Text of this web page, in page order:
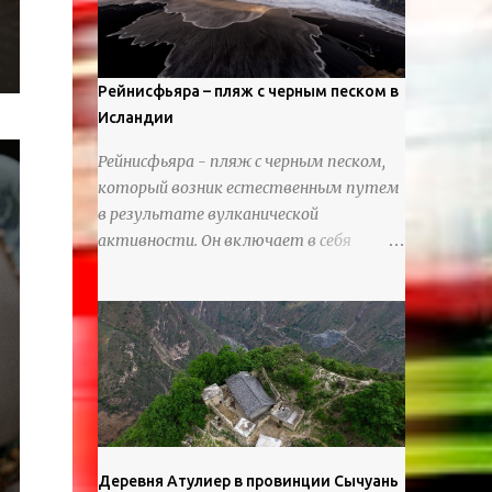
используя ножи и инструменты для
текстурирования, чтобы точно
вылепить каждую деталь. источник
https://calvinnicholls.com/
Рейнисфьяра – пляж с черным песком в
Исландии
Рейнисфьяра - пляж с черным песком,
который возник естественным путем
в результате вулканической
активности. Он включает в себя
массивные базальтовые
шестиугольные колонны, высокие
утесы, лавовые образования, черную
береговую линию и великолепные
каменные арки.
Деревня Атулиер в провинции Сычуань